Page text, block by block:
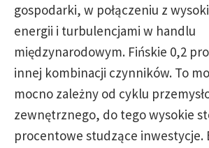
gospodarki, w połączeniu z
energii i turbulencjami w handlu
międzynarodowym. Fińskie 0,2
innej kombinacji czynników. To
mocno zależny od cyklu
zewnętrznego, do tego wysokie
procentowe studzące inwestycje.